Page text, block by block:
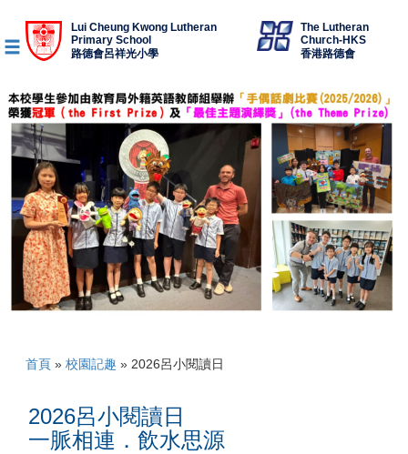
Lui Cheung Kwong Lutheran
Primary School
路德會呂祥光小學
The Lutheran
Church-HKS
香港路德會
首頁» 校園記趣 » 2026呂小閱讀日
2026呂小閱讀日
一脈相連．飲水思源